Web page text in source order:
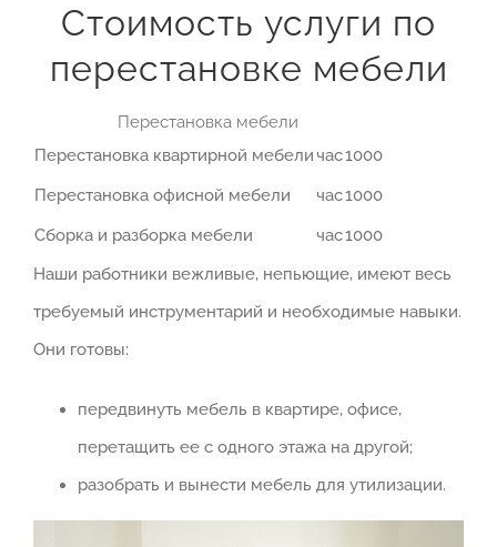
Стоимость услуги по
перестановке мебели
Перестановка мебели
Перестановка квартирной мебеличас1000
Перестановка офисной мебели
час1000
Сборка и разборка мебели
час1000
Наши работники вежливые, непьющие, имеют весь
требуемый инструментарий и необходимые навыки.
Они готовы:
передвинуть мебель в квартире, офисе,
перетащить ее с одного этажа на другой;
разобрать и вынести мебель для утилизации.